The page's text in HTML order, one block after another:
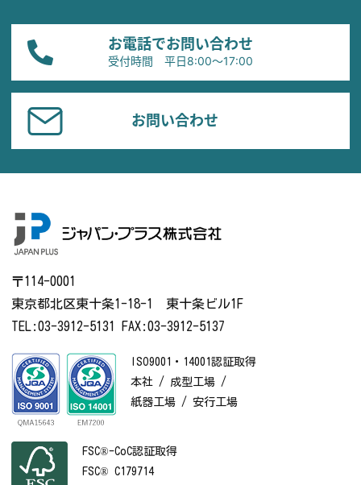
お電話でお問い合わせ
受付時間 平日8:00〜17:00
お問い合わせ
〒114-0001
東京都北区東十条1-18-1 東十条ビル1F
TEL:03-3912-5131 FAX:03-3912-5137
ISO9001・14001認証取得
本社 / 成型工場 /
紙器工場 / 安行工場
FSC®-CoC認証取得
FSC® C179714